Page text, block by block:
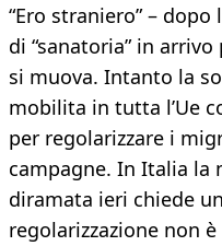
“Ero straniero” –
di “sanatoria” in
si muova. Intanto la
mobilita in tutta l’Ue
per regolarizzare i
campagne. In Italia la
diramata ieri chiede
regolarizzazione non